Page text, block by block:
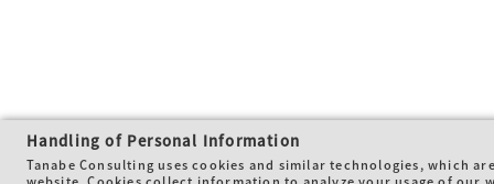
Handling of Personal Information
Tanabe Consulting uses cookies and similar technologies, which